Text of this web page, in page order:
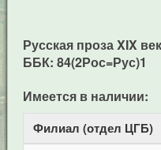
Русская проза XIX
ББК: 84(2Рос=Рус)1
Имеется в наличии:
Филиал (отдел ЦГБ)